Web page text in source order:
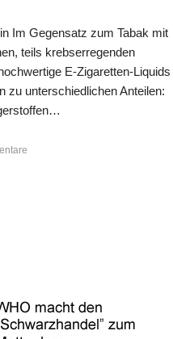
Im Gegensatz zum Tabak mit
teils krebserregenden
E-Zigaretten-Liquids
zu unterschiedlichen Anteilen: